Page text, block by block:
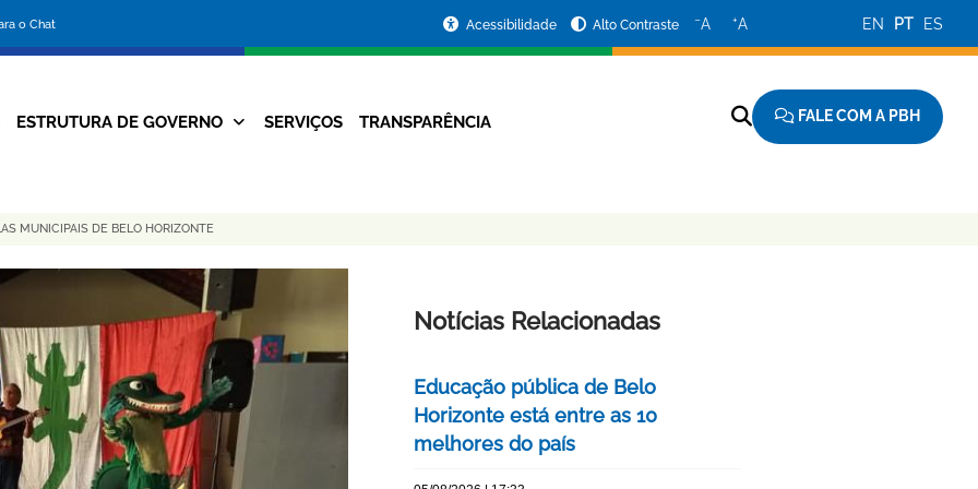
o Chat
da
Prefeitura
Acessibilidade Alto Contraste −A +A EN PT ES
Navegação
ESTRUTURA DE GOVERNO SERVIÇOS TRANSPARÊNCIA FALE COM A PBH
MUNICIPAIS DE BELO HORIZONTE
Notícias Relacionadas
Educação pública de Belo
Horizonte está entre as 10
melhores do país